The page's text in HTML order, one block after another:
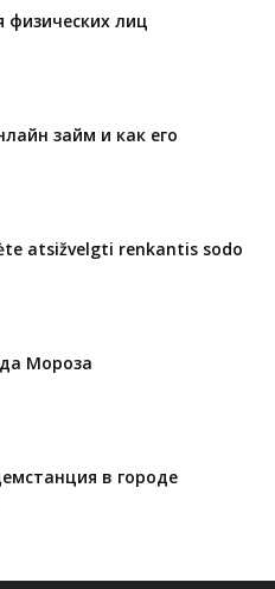
физических лиц
займ и как его
atsižvelgti renkantis sodo
Мороза
в городе